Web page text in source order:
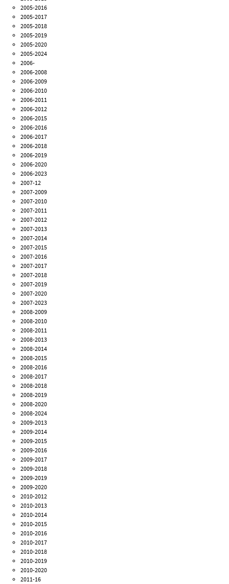
2005-2016
2005-2017
2005-2018
2005-2019
2005-2020
2005-2024
2006-
2006-2008
2006-2009
2006-2010
2006-2011
2006-2012
2006-2015
2006-2016
2006-2017
2006-2018
2006-2019
2006-2020
2006-2023
2007-12
2007-2009
2007-2010
2007-2011
2007-2012
2007-2013
2007-2014
2007-2015
2007-2016
2007-2017
2007-2018
2007-2019
2007-2020
2007-2023
2008-2009
2008-2010
2008-2011
2008-2013
2008-2014
2008-2015
2008-2016
2008-2017
2008-2018
2008-2019
2008-2020
2008-2024
2009-2013
2009-2014
2009-2015
2009-2016
2009-2017
2009-2018
2009-2019
2009-2020
2010-2012
2010-2013
2010-2014
2010-2015
2010-2016
2010-2017
2010-2018
2010-2019
2010-2020
2011-16